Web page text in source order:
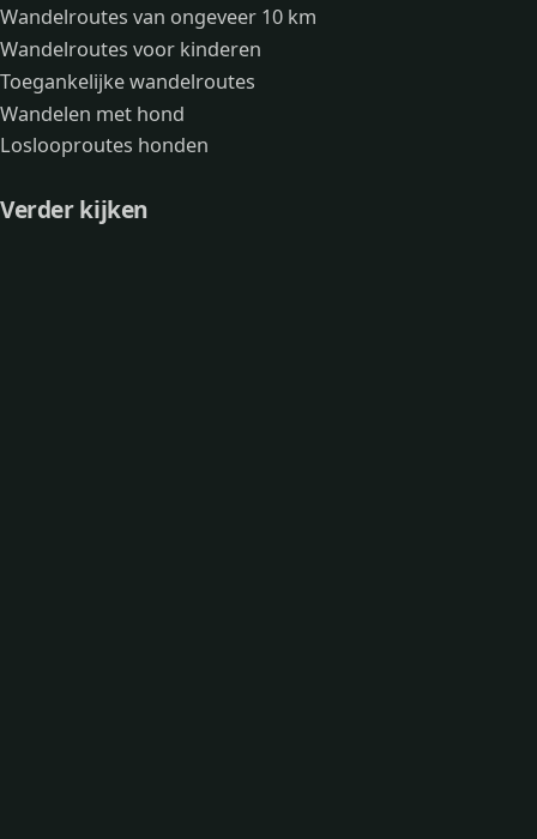
Wandelroutes van ongeveer 10 km
Wandelroutes voor kinderen
Toegankelijke wandelroutes
Wandelen met hond
Loslooproutes honden
Verder kijken